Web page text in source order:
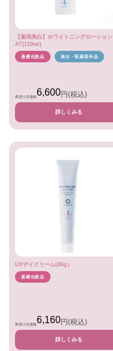
【薬用美白】ホワイトニングローション
AT(120ml)
基礎化粧品 美白・医薬部外品
希望小売価格6,600円(税込)
詳しくみる
UVデイクリーム(40g）
基礎化粧品
希望小売価格6,160円(税込)
詳しくみる